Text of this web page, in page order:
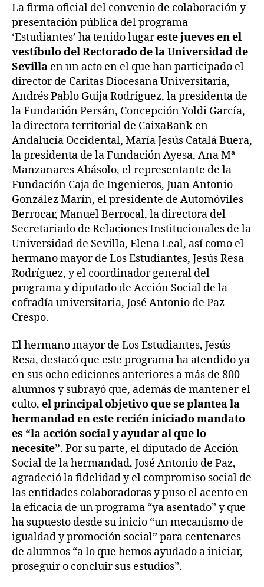
La firma oficial del convenio de colaboración y
presentación pública del programa
‘Estudiantes’ ha tenido lugareste jueves en el
vestíbulo del Rectorado de la Universidad de
Sevilla en un acto en el que han participado el
director de Caritas Diocesana Universitaria,
Andrés Pablo Guija Rodríguez, la presidenta de
la Fundación Persán, Concepción Yoldi García,
la directora territorial de CaixaBank en
Andalucía Occidental, María Jesús Catalá Buera,
la presidenta de la Fundación Ayesa, Ana Mª
Manzanares Abásolo, el representante de la
Fundación Caja de Ingenieros, Juan Antonio
González Marín, el presidente de Automóviles
Berrocar, Manuel Berrocal, la directora del
Secretariado de Relaciones Institucionales de la
Universidad de Sevilla, Elena Leal, así como el
hermano mayor de Los Estudiantes, Jesús Resa
Rodríguez, y el coordinador general del
programa y diputado de Acción Social de la
cofradía universitaria, José Antonio de Paz
Crespo.
El hermano mayor de Los Estudiantes, Jesús
Resa, destacó que este programa ha atendido ya
en sus ocho ediciones anteriores a más de 800
alumnos y subrayó que, además de mantener el
culto, el principal objetivo que se plantea la
hermandad en este recién iniciado mandato
es “la acción social y ayudar al que lo
necesite”. Por su parte, el diputado de Acción
Social de la hermandad, José Antonio de Paz,
agradeció la fidelidad y el compromiso social de
las entidades colaboradoras y puso el acento en
la eficacia de un programa “ya asentado” y que
ha supuesto desde su inicio “un mecanismo de
igualdad y promoción social” para centenares
de alumnos “a lo que hemos ayudado a iniciar,
proseguir o concluir sus estudios”.